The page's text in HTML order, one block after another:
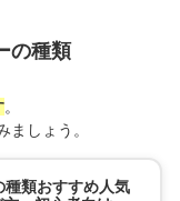
の種類
。
しょう。
種類おすすめ人気